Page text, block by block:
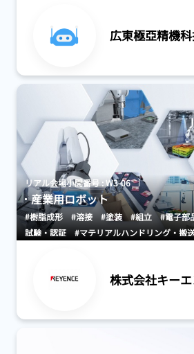
広東極亞精機
リアル会場小間番号 : W3-06
産業用ロボット
#樹脂成形 #溶接 #塗装 #組立 #電子部
試験・認証
#マテリアルハンドリング・搬
各種移載装置
#各種部品供給システム
#パ
株式会社キー